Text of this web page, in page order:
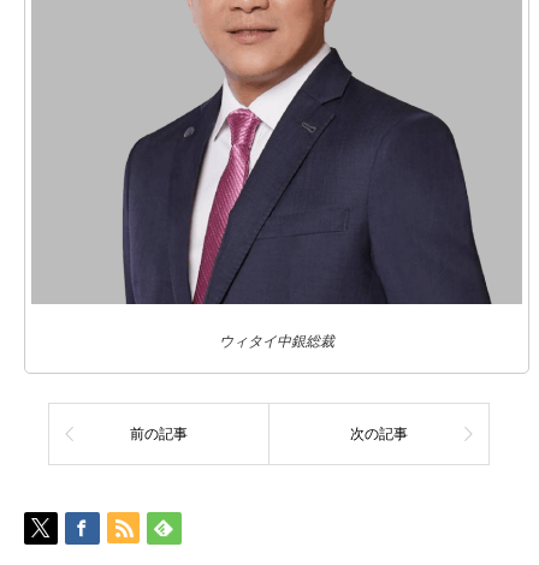
ウィタイ中銀総裁
前の記事 次の記事